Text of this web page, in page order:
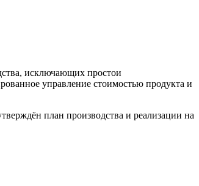
исключающих простои
управление стоимостью продукта и
план производства и реализации на